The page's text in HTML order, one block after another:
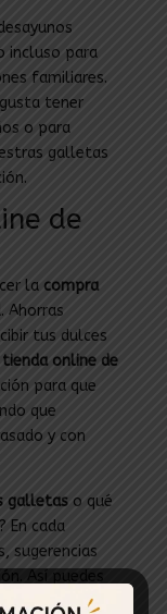
incluso para
familiares.
tener
o para
galletas
de
la compra
Ahorras
tus dulces
tienda online de
para que
que
y con
galletaso qué
En cada
sugerencias
Así puedes
sea una caja